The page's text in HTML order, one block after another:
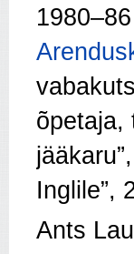
1980–86
õpetaja,
Inglile”,
Ants